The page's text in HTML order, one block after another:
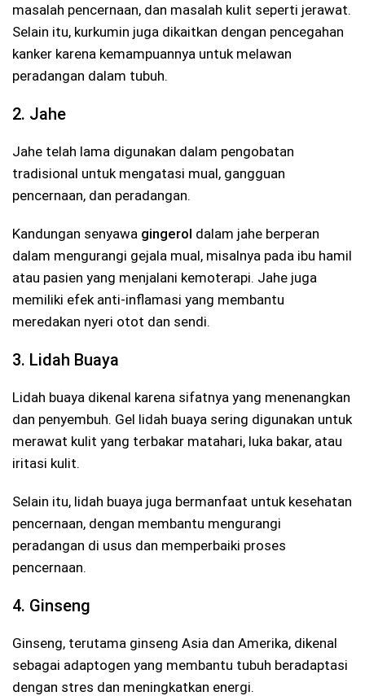
masalah pencernaan, dan masalah kulit seperti jerawat.
Selain itu, kurkumin juga dikaitkan dengan pencegahan
kanker karena kemampuannya untuk melawan
peradangan dalam tubuh.
2. Jahe
Jahe telah lama digunakan dalam pengobatan
tradisional untuk mengatasi mual, gangguan
pencernaan, dan peradangan.
Kandungan senyawa gingerol dalam jahe berperan
dalam mengurangi gejala mual, misalnya pada ibu hamil
atau pasien yang menjalani kemoterapi. Jahe juga
memiliki efek anti-inflamasi yang membantu
meredakan nyeri otot dan sendi.
3. Lidah Buaya
Lidah buaya dikenal karena sifatnya yang menenangkan
dan penyembuh. Gel lidah buaya sering digunakan untuk
merawat kulit yang terbakar matahari, luka bakar, atau
iritasi kulit.
Selain itu, lidah buaya juga bermanfaat untuk kesehatan
pencernaan, dengan membantu mengurangi
peradangan di usus dan memperbaiki proses
pencernaan.
4. Ginseng
Ginseng, terutama ginseng Asia dan Amerika, dikenal
sebagai adaptogen yang membantu tubuh beradaptasi
dengan stres dan meningkatkan energi.